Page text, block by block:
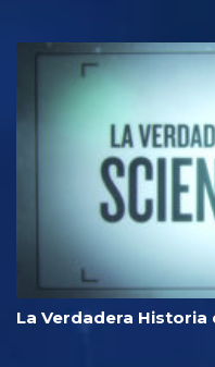
La Verdadera